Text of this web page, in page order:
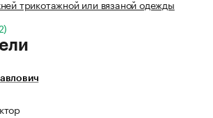
трикотажной или вязаной одежды